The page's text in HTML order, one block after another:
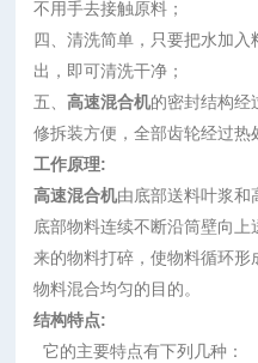
不用手去接触原料；
四、清洗简单，只要把水加
出，即可清洗干净；
五、高速混合机的密封结构经
修拆装方便，全部齿轮经过热
工作原理:
高速混合机由底部送料叶浆和
底部物料连续不断沿筒壁向
来的物料打碎，使物料循环形
物料混合均匀的目的。
结构特点:
它的主要特点有下列几种：